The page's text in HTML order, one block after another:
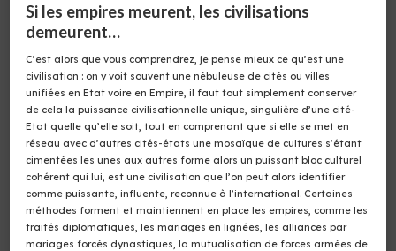
Si les empires meurent, les civilisations
demeurent…
C’est alors que vous comprendrez, je pense mieux ce qu’est une
civilisation : on y voit souvent une nébuleuse de cités ou villes
unifiées en Etat voire en Empire, il faut tout simplement conserver
de cela la puissance civilisationnelle unique, singulière d’une cité-
Etat quelle qu’elle soit, tout en comprenant que si elle se met en
réseau avec d’autres cités-états une mosaïque de cultures s’étant
cimentées les unes aux autres forme alors un puissant bloc culturel
cohérent qui lui, est une civilisation que l’on peut alors identifier
comme puissante, influente, reconnue à l’international. Certaines
méthodes forment et maintiennent en place les empires, comme les
traités diplomatiques, les mariages en lignées, les alliances par
mariages forcés dynastiques, la mutualisation de forces armées de